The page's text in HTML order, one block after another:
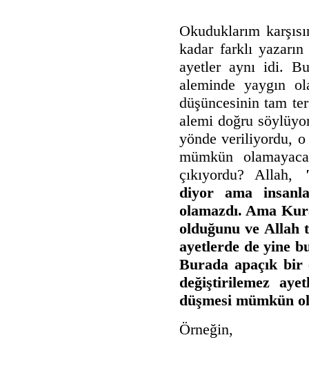
Okuduklarım
kadar farklı
ayetler aynı idi.
aleminde yaygın
düşüncesinin tam
alemi doğru
yönde veriliyordu, o
mümkün
çıkıyordu? Allah,
diyor ama
olamazdı. Ama
olduğunu ve Allah
ayetlerde de yine
Burada apaçık
değiştirilemez
düşmesi mümkün
Örneğin,